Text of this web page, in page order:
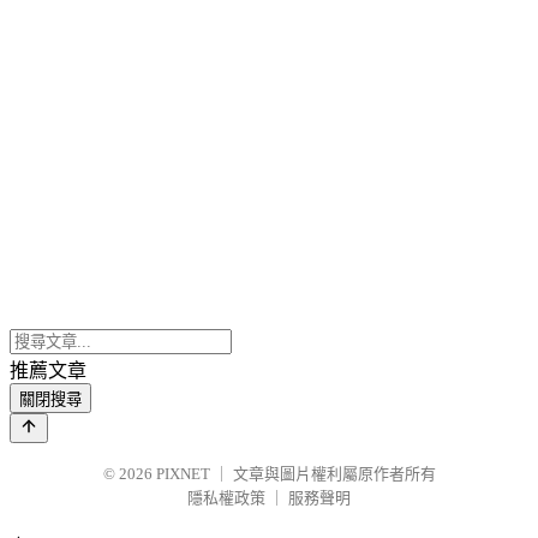
推薦文章
關閉搜尋
© 2026 PIXNET
文章與圖片權利屬原作者所有
隱私權政策
服務聲明